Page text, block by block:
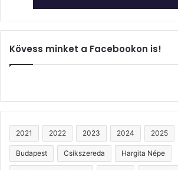
Kövess minket a Facebookon is!
2021 2022 2023 2024 2025
Budapest Csíkszereda Hargita Népe